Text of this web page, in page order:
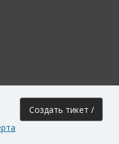
Создать тикет /